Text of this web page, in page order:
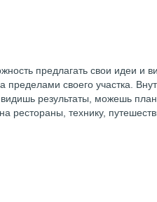
предлагать свои идеи и
пределами своего участка.
результаты, можешь
рестораны, технику,